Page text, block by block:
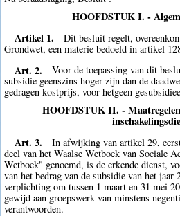
HOOFDSTUK I. -
Artikel 1.
Dit besluit regelt,
Grondwet, een materie bedoeld in artikel
Art. 2.
Voor de toepassing van dit
subsidie geenszins hoger zijn dan de
gedragen kostprijs, voor hetgeen
HOOFDSTUK II. -
Art. 3.
In afwijking van artikel 29,
deel van het Waalse Wetboek van Sociale
Wetboek" genoemd, is de erkende dienst,
van het bedrag van de subsidie van het
verplichting om tussen 1 maart en 31 mei
gewijd aan groepswerk van minstens
verantwoorden.